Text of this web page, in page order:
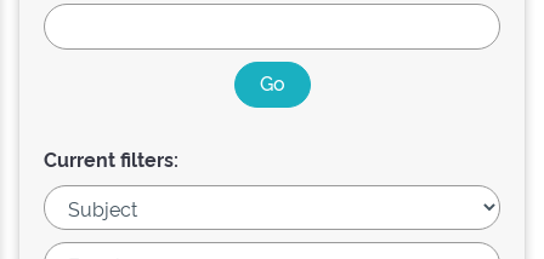
Current filters: